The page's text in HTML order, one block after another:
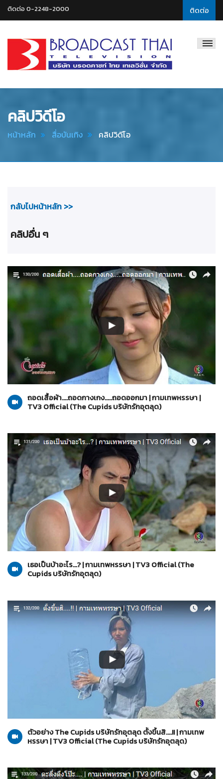
ติดต่อ
ติดต่อ 0-2248-2000
Thai
คลิปวิดีโอ
หน้าหลัก สื่อบันเทิง คลิปวิดีโอ
กลับไปหน้าหลัก >>
คลิปอื่น ๆ
13-03-2560
The Cupids บริษัทรักอุตลุด
ถอดเสื้อผ้า....ถอดกางเกง.....ถอดออกมา | กามเทพหรรษา |
TV3 Official (The Cupids บริษัทรักอุตลุด)
13-03-2560
The Cupids บริษัทรักอุตลุด
เธอเป็นบ้าอะไร...? | กามเทพหรรษา | TV3 Official (The
Cupids บริษัทรักอุตลุด)
The Cupids บริษัทรักอุตลุด
ตัวอย่าง The Cupids บริษัทรักอุตลุด ตั้งขึ้นสิ....!! | กามเทพ
หรรษา | TV3 Official (The Cupids บริษัทรักอุตลุด)